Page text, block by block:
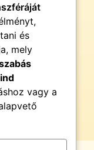
és
mely
vagy a